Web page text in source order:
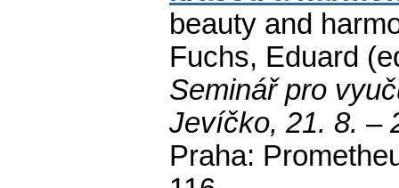
beauty and
Fuchs, Eduard
Seminář pro
Jevíčko, 21. 8. –
Praha: